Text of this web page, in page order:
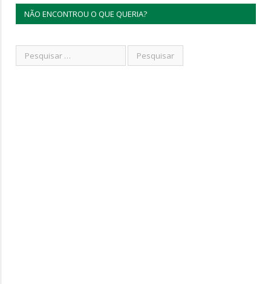
NÃO ENCONTROU O QUE QUERIA?